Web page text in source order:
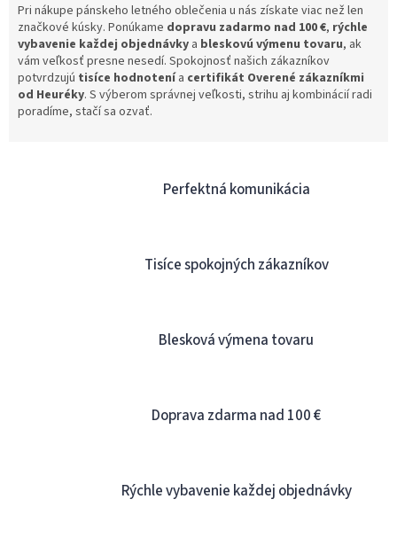
Pri nákupe pánskeho letného oblečenia u nás získate viac než len
značkové kúsky. Ponúkame dopravu zadarmo nad 100 €, rýchle
vybavenie každej objednávky a bleskovú výmenu tovaru, ak
vám veľkosť presne nesedí. Spokojnosť našich zákazníkov
potvrdzujú tisíce hodnotenía certifikát Overené zákazníkmi
od Heuréky. S výberom správnej veľkosti, strihu aj kombinácií radi
poradíme, stačí sa ozvať.
Perfektná komunikácia
Tisíce spokojných zákazníkov
Blesková výmena tovaru
Doprava zdarma nad 100 €
Rýchle vybavenie každej objednávky